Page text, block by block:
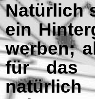
Natürlich
ein
werben;
für das